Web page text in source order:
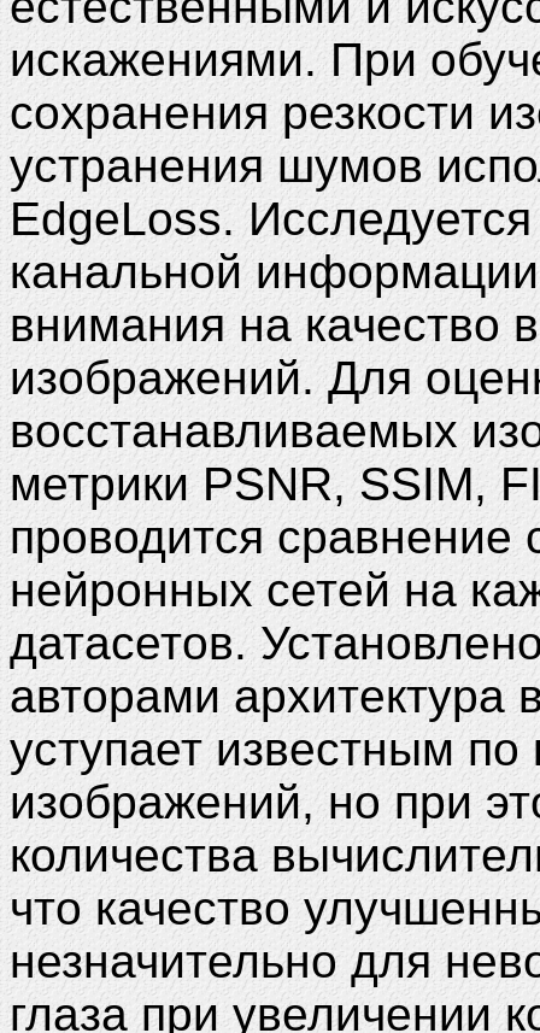
искажениями. При
сохранения резкости
устранения шумов
EdgeLoss.
канальной
внимания на качество
изображений. Для
восстанавливаемых
метрики PSNR, SSIM,
проводится сравнение
нейронных сетей на
датасетов.
авторами
уступает известным
изображений, но при
количества
что качество
незначительно для
глаза при увеличении